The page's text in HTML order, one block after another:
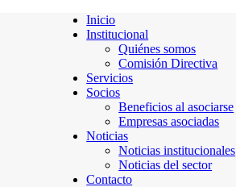
Inicio
Institucional
Quiénes somos
Comisión Directiva
Servicios
Socios
Beneficios al asociarse
Empresas asociadas
Noticias
Noticias institucionales
Noticias del sector
Contacto